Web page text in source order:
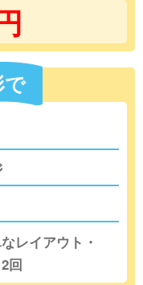
レイアウト・
回